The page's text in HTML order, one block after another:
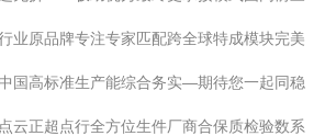
业原品牌专注专家匹配跨全球特成模块完美
国高标准生产能综合务实—期待您一起同稳
云正超点行全方位生件厂商合保质检验数系